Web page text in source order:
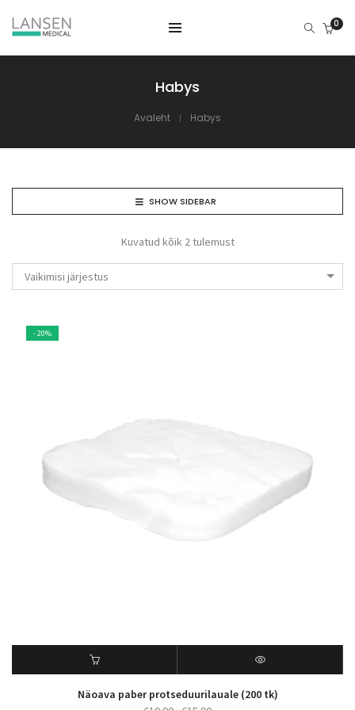
0
Habys
Avaleht Habys
SHOW SIDEBAR
Kuvatud kõik 2 tulemust
Vaikimisi järjestus
- 20%
Näoava paber protseduurilauale (200 tk)